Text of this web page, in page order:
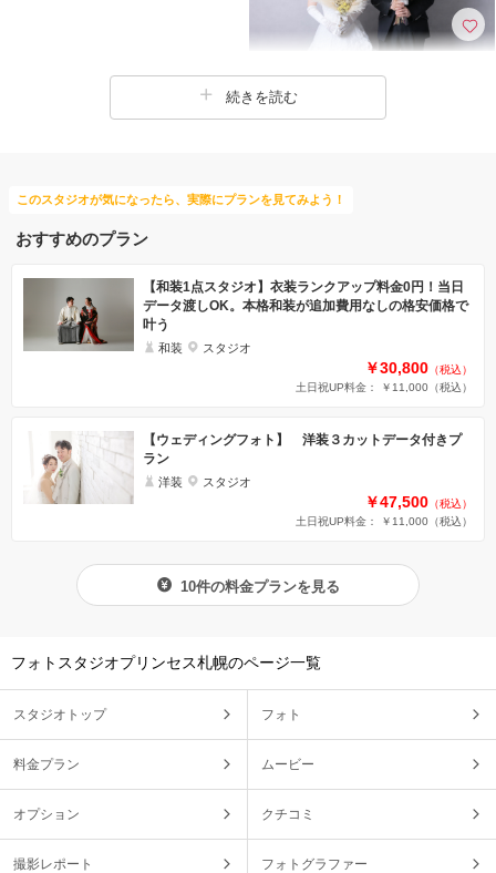
続きを読む
このスタジオが気になったら、実際にプランを見てみよう！
おすすめのプラン
【和装1点スタジオ】衣装ランクアップ料金0円！当日
データ渡しOK。本格和装が追加費用なしの格安価格で
叶う
和装 スタジオ
￥30,800 （税込）
土日祝UP料金： ￥11,000 （税込）
【ウェディングフォト】 洋装３カットデータ付きプ
ラン
洋装 スタジオ
￥47,500 （税込）
土日祝UP料金： ￥11,000 （税込）
10件の料金プランを見る
フォトスタジオプリンセス札幌のページ一覧
スタジオトップ フォト
料金プラン ムービー
オプション クチコミ
撮影レポート フォトグラファー